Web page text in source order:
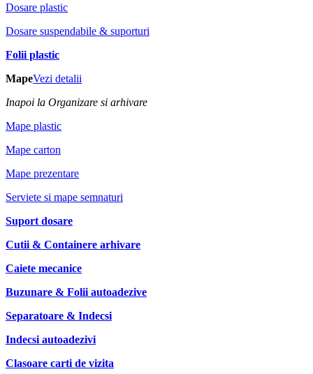
Dosare plastic
Dosare suspendabile & suporturi
Folii plastic
MapeVezi detalii
Inapoi la Organizare si arhivare
Mape plastic
Mape carton
Mape prezentare
Serviete si mape semnaturi
Suport dosare
Cutii & Containere arhivare
Caiete mecanice
Buzunare & Folii autoadezive
Separatoare & Indecsi
Indecsi autoadezivi
Clasoare carti de vizita